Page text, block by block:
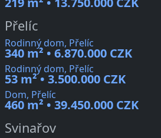
Přelíc
Rodinný dom, Přelíc
340 m² • 6.870.000 CZK
Rodinný dom, Přelíc
53 m² • 3.500.000 CZK
Dom, Přelíc
460 m² • 39.450.000 CZK
Svinařov